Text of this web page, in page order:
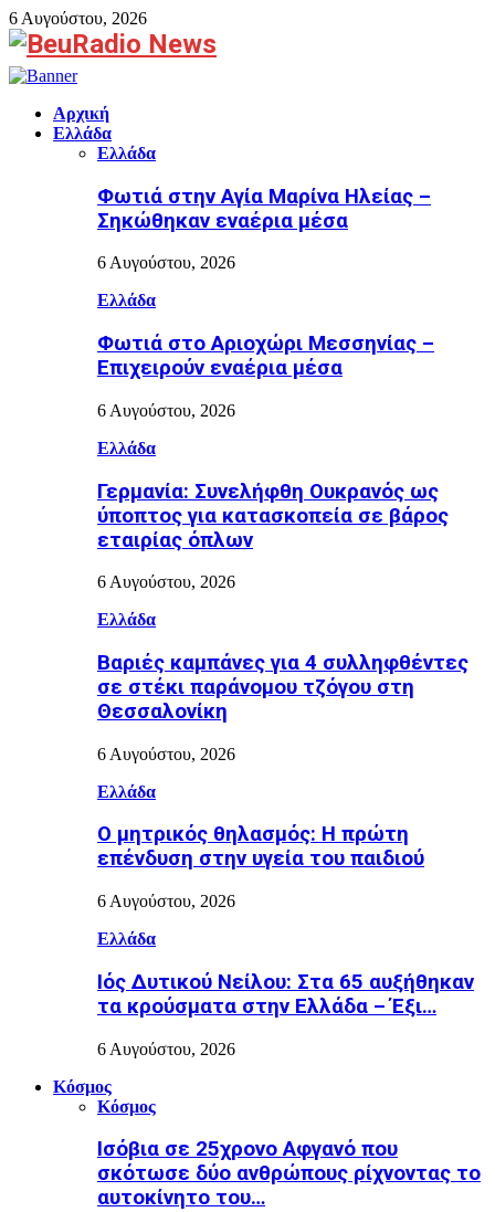
6 Αυγούστου, 2026
Facebook
Αρχική
Ελλάδα
Ελλάδα
Φωτιά στην Aγία Μαρίνα Ηλείας –
Σηκώθηκαν εναέρια μέσα
6 Αυγούστου, 2026
Ελλάδα
Φωτιά στο Αριοχώρι Μεσσηνίας –
Επιχειρούν εναέρια μέσα
6 Αυγούστου, 2026
Ελλάδα
Γερμανία: Συνελήφθη Ουκρανός ως
ύποπτος για κατασκοπεία σε βάρος
εταιρίας όπλων
6 Αυγούστου, 2026
Ελλάδα
Βαριές καμπάνες για 4 συλληφθέντες
σε στέκι παράνομου τζόγου στη
Θεσσαλονίκη
6 Αυγούστου, 2026
Ελλάδα
Ο μητρικός θηλασμός: Η πρώτη
επένδυση στην υγεία του παιδιού
6 Αυγούστου, 2026
Ελλάδα
Ιός Δυτικού Νείλου: Στα 65 αυξήθηκαν
τα κρούσματα στην Ελλάδα – Έξι…
6 Αυγούστου, 2026
Κόσμος
Κόσμος
Ισόβια σε 25χρονο Αφγανό που
σκότωσε δύο ανθρώπους ρίχνοντας το
αυτοκίνητο του…